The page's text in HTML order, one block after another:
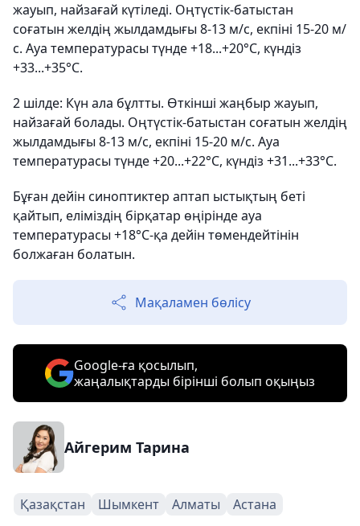
жауып, найзағай күтіледі. Оңтүстік-батыстан
соғатын желдің жылдамдығы 8-13 м/с, екпіні 15-20 м/
с. Ауа температурасы түнде +18...+20°C, күндіз
+33...+35°C.
2 шілде: Күн ала бұлтты. Өткінші жаңбыр жауып,
найзағай болады. Оңтүстік-батыстан соғатын желдің
жылдамдығы 8-13 м/с, екпіні 15-20 м/с. Ауа
температурасы түнде +20...+22°C, күндіз +31...+33°C.
Бұған дейін синоптиктер аптап ыстықтың беті
қайтып, еліміздің бірқатар өңірінде ауа
температурасы +18°C-қа дейін төмендейтінін
болжаған болатын.
Мақаламен бөлісу
Google-ға қосылып,
жаңалықтарды бірінші болып оқыңыз
Айгерим Тарина
Қазақстан Шымкент Алматы Астана